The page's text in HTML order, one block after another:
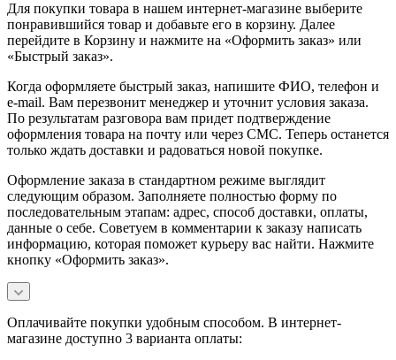
Для покупки товара в нашем интернет-магазине выберите
понравившийся товар и добавьте его в корзину. Далее
перейдите в Корзину и нажмите на «Оформить заказ» или
«Быстрый заказ».
Когда оформляете быстрый заказ, напишите ФИО, телефон и
e-mail. Вам перезвонит менеджер и уточнит условия заказа.
По результатам разговора вам придет подтверждение
оформления товара на почту или через СМС. Теперь останется
только ждать доставки и радоваться новой покупке.
Оформление заказа в стандартном режиме выглядит
следующим образом. Заполняете полностью форму по
последовательным этапам: адрес, способ доставки, оплаты,
данные о себе. Советуем в комментарии к заказу написать
информацию, которая поможет курьеру вас найти. Нажмите
кнопку «Оформить заказ».
Оплачивайте покупки удобным способом. В интернет-
магазине доступно 3 варианта оплаты: